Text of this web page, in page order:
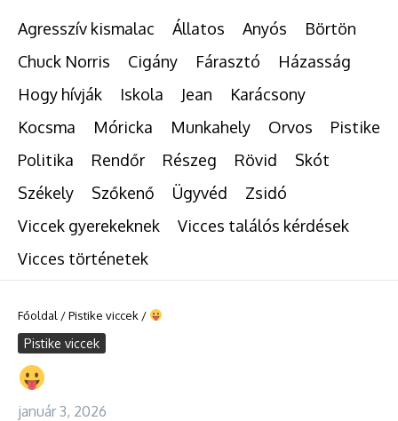
Agresszív kismalac Állatos Anyós
Börtön
Chuck Norris
Cigány Fárasztó
Házasság
Hogy hívják
Iskola Jean
Karácsony
Kocsma
Móricka Munkahely Orvos
Pistike
Politika
Rendőr Részeg Rövid
Skót
Székely
Szőkenő Ügyvéd
Zsidó
Viccek gyerekeknek
Vicces találós kérdések
Vicces történetek
Főoldal /Pistike viccek /
Pistike viccek
január 3, 2026